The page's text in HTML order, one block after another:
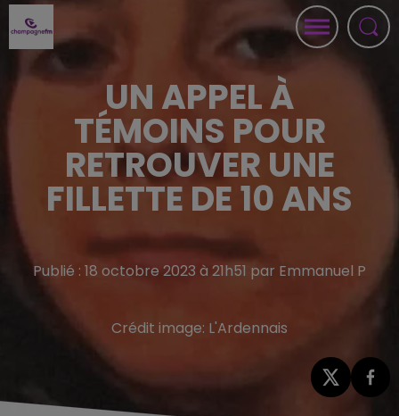
UN APPEL À
TÉMOINS POUR
RETROUVER UNE
FILLETTE DE 10 ANS
Publié : 18 octobre 2023 à 21h51 par Emmanuel P
Crédit image: L'Ardennais